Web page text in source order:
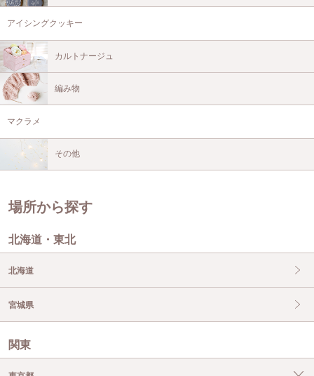
アイシングクッキー
カルトナージュ
編み物
マクラメ
その他
場所から探す
北海道・東北
北海道
宮城県
関東